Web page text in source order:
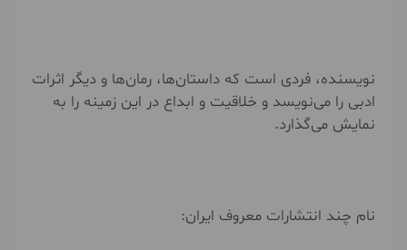
نویسنده، فردی است که داستان‌ها، رمان‌ها و دیگر اثرات
ادبی را می‌نویسد و خلاقیت و ابداع در این زمینه را به
نمایش می‌گذارد.
نام چند انتشارات معروف ایران: